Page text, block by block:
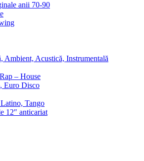
anii 70-90
Ambient, Acustică, Instrumentală
– House
Euro Disco
Tango
12″ anticariat